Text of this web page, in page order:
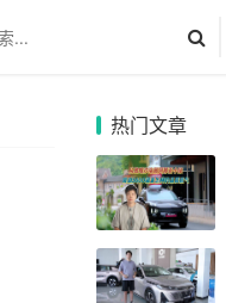
热门文章